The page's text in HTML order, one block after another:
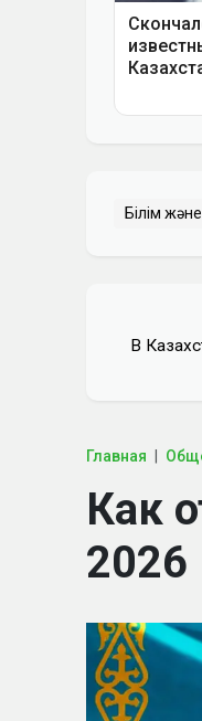
Білім
В
Главная
Как
2026